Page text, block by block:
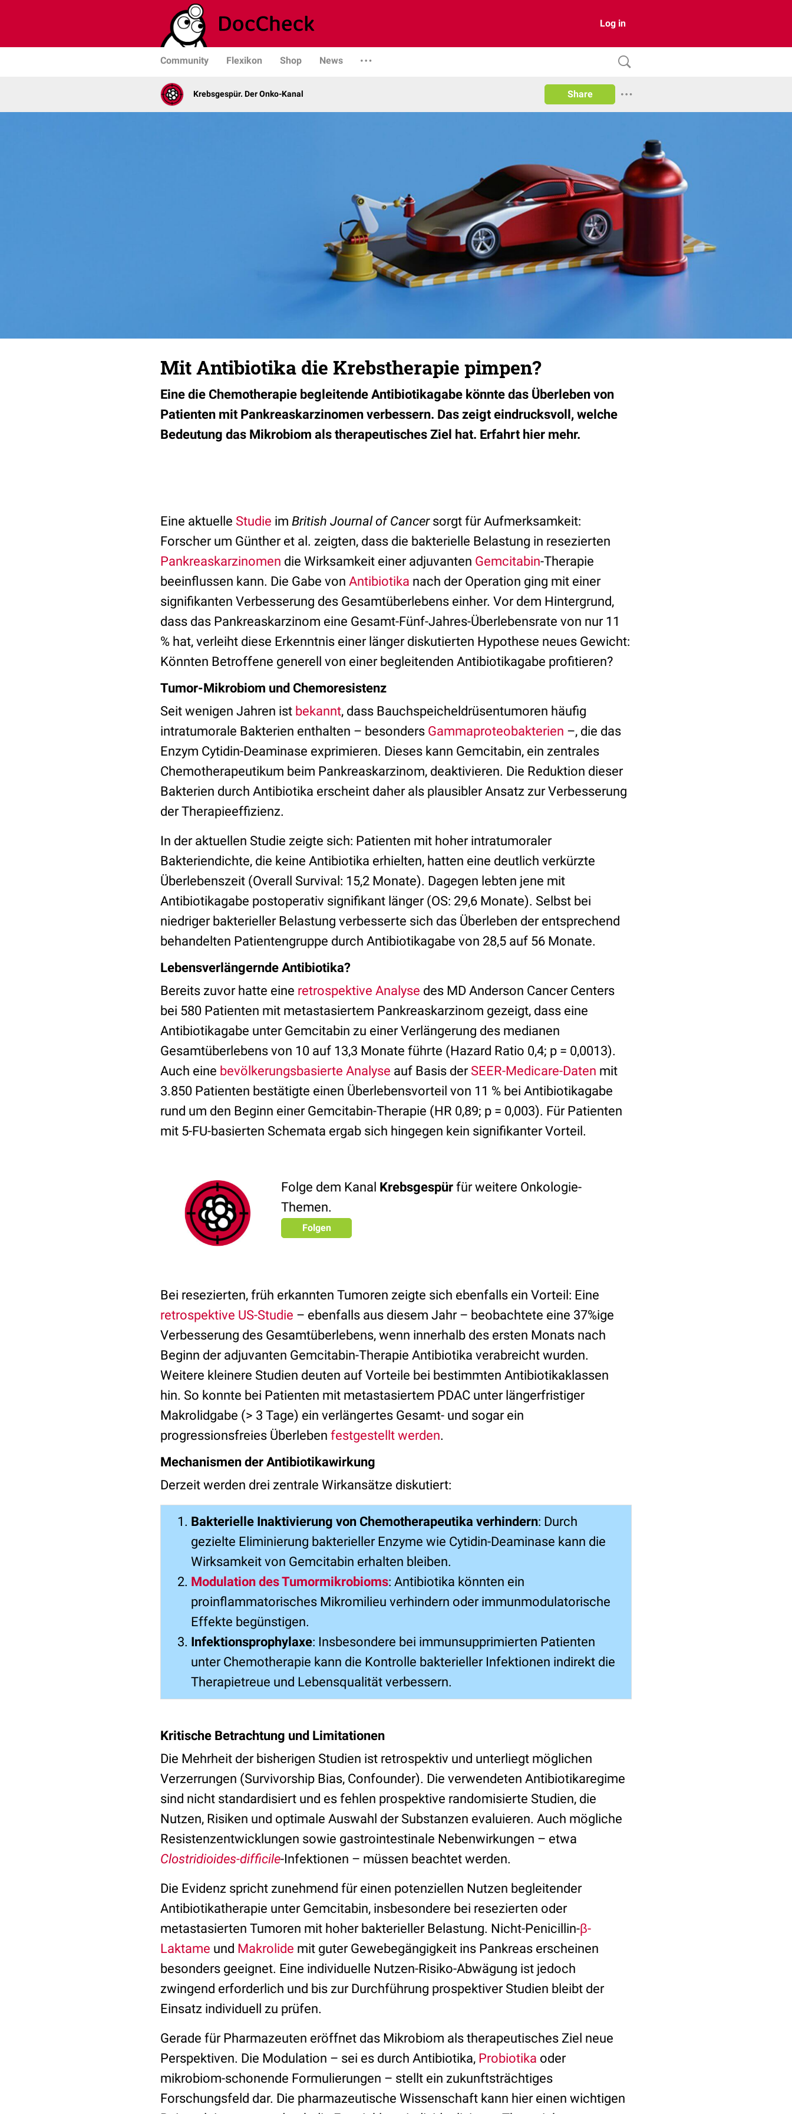
Log in
Community Flexikon Shop News
Krebsgespür. Der Onko-Kanal Share
Mit Antibiotika die Krebstherapie pimpen?
Eine die Chemotherapie begleitende Antibiotikagabe könnte das Überleben von
Patienten mit Pankreaskarzinomen verbessern. Das zeigt eindrucksvoll, welche
Bedeutung das Mikrobiom als therapeutisches Ziel hat. Erfahrt hier mehr.
Eine aktuelle Studie im British Journal of Cancersorgt für Aufmerksamkeit:
Forscher um Günther et al. zeigten, dass die bakterielle Belastung in resezierten
Pankreaskarzinomen die Wirksamkeit einer adjuvanten Gemcitabin-Therapie
beeinflussen kann. Die Gabe von Antibiotika nach der Operation ging mit einer
signifikanten Verbesserung des Gesamtüberlebens einher. Vor dem Hintergrund,
dass das Pankreaskarzinom eine Gesamt-Fünf-Jahres-Überlebensrate von nur 11
% hat, verleiht diese Erkenntnis einer länger diskutierten Hypothese neues Gewicht:
Könnten Betroffene generell von einer begleitenden Antibiotikagabe profitieren?
Tumor-Mikrobiom und Chemoresistenz
Seit wenigen Jahren ist bekannt, dass Bauchspeicheldrüsentumoren häufig
intratumorale Bakterien enthalten – besonders Gammaproteobakterien –, die das
Enzym Cytidin-Deaminase exprimieren. Dieses kann Gemcitabin, ein zentrales
Chemotherapeutikum beim Pankreaskarzinom, deaktivieren. Die Reduktion dieser
Bakterien durch Antibiotika erscheint daher als plausibler Ansatz zur Verbesserung
der Therapieeffizienz.
In der aktuellen Studie zeigte sich: Patienten mit hoher intratumoraler
Bakteriendichte, die keine Antibiotika erhielten, hatten eine deutlich verkürzte
Überlebenszeit (Overall Survival: 15,2 Monate). Dagegen lebten jene mit
Antibiotikagabe postoperativ signifikant länger (OS: 29,6 Monate). Selbst bei
niedriger bakterieller Belastung verbesserte sich das Überleben der entsprechend
behandelten Patientengruppe durch Antibiotikagabe von 28,5 auf 56 Monate.
Lebensverlängernde Antibiotika?
Bereits zuvor hatte eine retrospektive Analyse des MD Anderson Cancer Centers
bei 580 Patienten mit metastasiertem Pankreaskarzinom gezeigt, dass eine
Antibiotikagabe unter Gemcitabin zu einer Verlängerung des medianen
Gesamtüberlebens von 10 auf 13,3 Monate führte (Hazard Ratio 0,4; p = 0,0013).
Auch eine bevölkerungsbasierte Analyse auf Basis der SEER-Medicare-Daten mit
3.850 Patienten bestätigte einen Überlebensvorteil von 11 % bei Antibiotikagabe
rund um den Beginn einer Gemcitabin-Therapie (HR 0,89; p = 0,003). Für Patienten
mit 5-FU-basierten Schemata ergab sich hingegen kein signifikanter Vorteil.
Folge dem Kanal Krebsgespür für weitere Onkologie-
Themen.
Folgen
Bei resezierten, früh erkannten Tumoren zeigte sich ebenfalls ein Vorteil: Eine
retrospektive US-Studie – ebenfalls aus diesem Jahr – beobachtete eine 37%ige
Verbesserung des Gesamtüberlebens, wenn innerhalb des ersten Monats nach
Beginn der adjuvanten Gemcitabin-Therapie Antibiotika verabreicht wurden.
Weitere kleinere Studien deuten auf Vorteile bei bestimmten Antibiotikaklassen
hin. So konnte bei Patienten mit metastasiertem PDAC unter längerfristiger
Makrolidgabe (> 3 Tage) ein verlängertes Gesamt- und sogar ein
progressionsfreies Überleben festgestellt werden.
Mechanismen der Antibiotikawirkung
Derzeit werden drei zentrale Wirkansätze diskutiert:
Bakterielle Inaktivierung von Chemotherapeutika verhindern: Durch
gezielte Eliminierung bakterieller Enzyme wie Cytidin-Deaminase kann die
Wirksamkeit von Gemcitabin erhalten bleiben.
Modulation des Tumormikrobioms: Antibiotika könnten ein
proinflammatorisches Mikromilieu verhindern oder immunmodulatorische
Effekte begünstigen.
Infektionsprophylaxe: Insbesondere bei immunsupprimierten Patienten
unter Chemotherapie kann die Kontrolle bakterieller Infektionen indirekt die
Therapietreue und Lebensqualität verbessern.
Kritische Betrachtung und Limitationen
Die Mehrheit der bisherigen Studien ist retrospektiv und unterliegt möglichen
Verzerrungen (Survivorship Bias, Confounder). Die verwendeten Antibiotikaregime
sind nicht standardisiert und es fehlen prospektive randomisierte Studien, die
Nutzen, Risiken und optimale Auswahl der Substanzen evaluieren. Auch mögliche
Resistenzentwicklungen sowie gastrointestinale Nebenwirkungen – etwa
Clostridioides-difficile-Infektionen – müssen beachtet werden.
Die Evidenz spricht zunehmend für einen potenziellen Nutzen begleitender
Antibiotikatherapie unter Gemcitabin, insbesondere bei resezierten oder
metastasierten Tumoren mit hoher bakterieller Belastung. Nicht-Penicillin-β-
Laktame und Makrolide mit guter Gewebegängigkeit ins Pankreas erscheinen
besonders geeignet. Eine individuelle Nutzen-Risiko-Abwägung ist jedoch
zwingend erforderlich und bis zur Durchführung prospektiver Studien bleibt der
Einsatz individuell zu prüfen.
Gerade für Pharmazeuten eröffnet das Mikrobiom als therapeutisches Ziel neue
Perspektiven. Die Modulation – sei es durch Antibiotika, Probiotika oder
mikrobiom-schonende Formulierungen – stellt ein zukunftsträchtiges
Forschungsfeld dar. Die pharmazeutische Wissenschaft kann hier einen wichtigen